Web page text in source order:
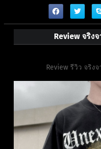
Review จริง
Review รีวิว จริง